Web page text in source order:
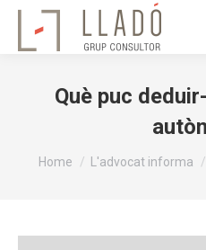
Què puc
You are here:
Home L'advocat informa